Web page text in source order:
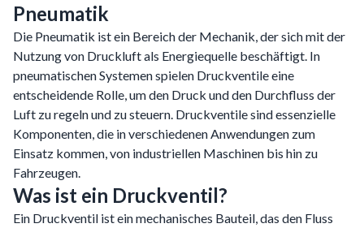
Pneumatik
Die Pneumatik ist ein Bereich der Mechanik, der sich mit der
Nutzung von Druckluft als Energiequelle beschäftigt. In
pneumatischen Systemen spielen Druckventile eine
entscheidende Rolle, um den Druck und den Durchfluss der
Luft zu regeln und zu steuern. Druckventile sind essenzielle
Komponenten, die in verschiedenen Anwendungen zum
Einsatz kommen, von industriellen Maschinen bis hin zu
Fahrzeugen.
Was ist ein Druckventil?
Ein Druckventil ist ein mechanisches Bauteil, das den Fluss